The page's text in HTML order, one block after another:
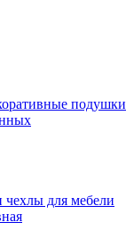
подушки
для мебели